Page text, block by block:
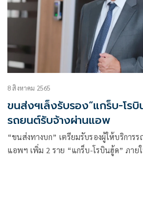
8 สิงหาคม 2565
ขนส่งฯเล็งรับรอง“แกร็บ-โรบิ
รถยนต์รับจ้างผ่านแอพ
“ขนส่งทางบก” เตรียมรับรองผู้ให้บริการ
แอพฯ เพิ่ม 2 ราย “แกร็บ-โรบินฮู้ด” ภาย